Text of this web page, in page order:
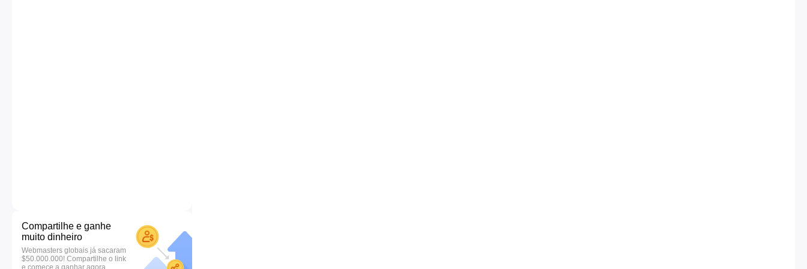
Compartilhe e ganhe
muito dinheiro
Webmasters globais já sacaram
$50.000.000! Compartilhe o link
e comece a ganhar agora.